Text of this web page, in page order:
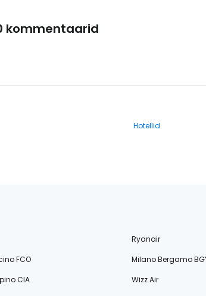
kommentaarid
Hotellid
Ryanair
FCO
Milano Bergamo
CIA
Wizz Air